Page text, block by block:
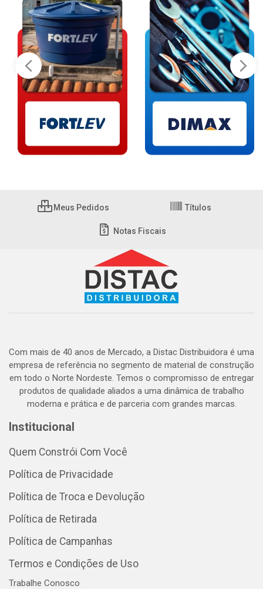
Meus Pedidos Títulos
Notas Fiscais
Com mais de 40 anos de Mercado, a Distac Distribuidora é uma
empresa de referência no segmento de material de construção
em todo o Norte Nordeste. Temos o compromisso de entregar
produtos de qualidade aliados a uma dinâmica de trabalho
moderna e prática e de parceria com grandes marcas.
Institucional
Quem Constrói Com Você
Política de Privacidade
Política de Troca e Devolução
Política de Retirada
Política de Campanhas
Termos e Condições de Uso
Trabalhe Conosco